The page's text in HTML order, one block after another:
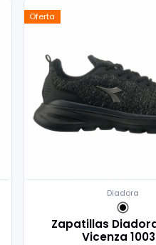
Oferta
Diadora
Zapatillas
Vicenza